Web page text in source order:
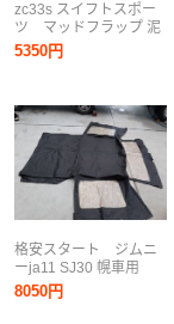
zc33s スイフトスポー
ツ マッドフラップ 泥
除け
5350円
格安スタート ジムニ
ーja11 SJ30 幌車用
幌&おまけ幌骨(バンカ
ット車向け) 破れなし
8050円